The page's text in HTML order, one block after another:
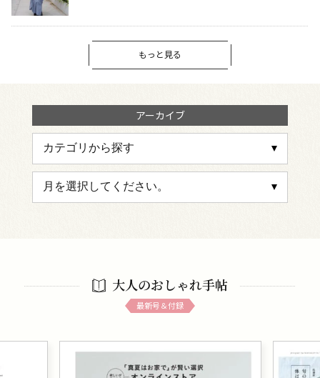
もっと見る
アーカイブ
大人のおしゃれ手帖
最新号＆付録